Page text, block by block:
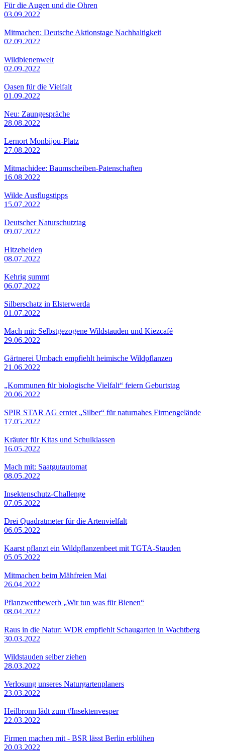
Für die Augen und die Ohren
03.09.2022
Mitmachen: Deutsche Aktionstage Nachhaltigkeit
02.09.2022
Wildbienenwelt
02.09.2022
Oasen für die Vielfalt
01.09.2022
Neu: Zaungespräche
28.08.2022
Lernort Monbijou-Platz
27.08.2022
Mitmachidee: Baumscheiben-Patenschaften
16.08.2022
Wilde Ausflugstipps
15.07.2022
Deutscher Naturschutztag
09.07.2022
Hitzehelden
08.07.2022
Kehrig summt
06.07.2022
Silberschatz in Elsterwerda
01.07.2022
Mach mit: Selbstgezogene Wildstauden und Kiezcafé
29.06.2022
Gärtnerei Umbach empfiehlt heimische Wildpflanzen
21.06.2022
„Kommunen für biologische Vielfalt“ feiern Geburtstag
20.06.2022
SPIR STAR AG erntet „Silber“ für naturnahes Firmengelände
17.05.2022
Kräuter für Kitas und Schulklassen
16.05.2022
Mach mit: Saatgutautomat
08.05.2022
Insektenschutz-Challenge
07.05.2022
Drei Quadratmeter für die Artenvielfalt
06.05.2022
Kaarst pflanzt ein Wildpflanzenbeet mit TGTA-Stauden
05.05.2022
Mitmachen beim Mähfreien Mai
26.04.2022
Pflanzwettbewerb „Wir tun was für Bienen“
08.04.2022
Raus in die Natur: WDR empfiehlt Schaugarten in Wachtberg
30.03.2022
Wildstauden selber ziehen
28.03.2022
Verlosung unseres Naturgartenplaners
23.03.2022
Heilbronn lädt zum #Insektenvesper
22.03.2022
Firmen machen mit - BSR lässt Berlin erblühen
20.03.2022